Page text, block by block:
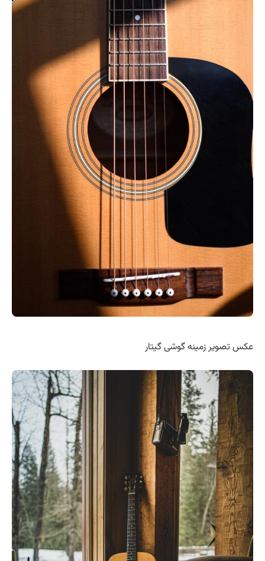
عکس تصویر زمینه گوشی گیتار